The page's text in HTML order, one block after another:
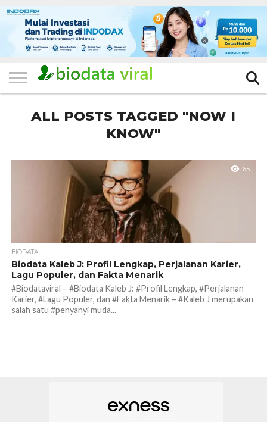
HOME
FILTER
KATEGORI
IKLAN
TERVIRAL
TRADING
KOMUNITAS
BERITA
BISNIS
LAINNYA
ALL POSTS TAGGED "NOW I
KNOW"
65
BIODATA
Biodata Kaleb J: Profil Lengkap, Perjalanan Karier,
Lagu Populer, dan Fakta Menarik
#Biodataviral – #Biodata Kaleb J: #Profil Lengkap, #Perjalanan
Karier, #Lagu Populer, dan #Fakta Menarik – #Kaleb J merupakan
salah satu #penyanyi muda...